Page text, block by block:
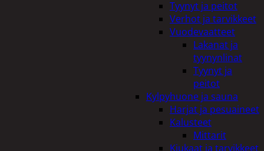
Tyynyt ja peitot
Verhot ja tarvikkeet
Vuodevaatteet
Lakanat ja
tyynynlinat
Tyynyt ja
peitot
Kylpyhuone ja sauna
Harjat ja pesuaineet
Kalusteet
Mittarit
Kiukaat ja tarvikkeet